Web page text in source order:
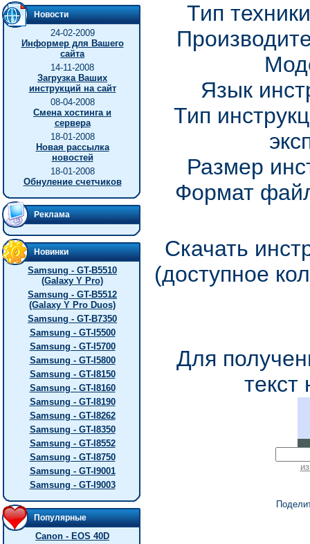
Новости
24-02-2009
Информер для Вашего
сайта
14-11-2008
Загрузка Ваших
инструкций на сайт
08-04-2008
Смена хостинга и
сервера
18-01-2008
Новая рассылка
новостей
18-01-2008
Обнуление счетчиков
Реклама
Новинки
Samsung - GT-B5510
(Galaxy Y Pro)
Samsung - GT-B5512
(Galaxy Y Pro Duos)
Samsung - GT-B7350
Samsung - GT-I5500
Samsung - GT-I5700
Samsung - GT-I5800
Samsung - GT-I8150
Samsung - GT-I8160
Samsung - GT-I8190
Samsung - GT-I8262
Samsung - GT-I8350
Samsung - GT-I8552
Samsung - GT-I8750
Samsung - GT-I9001
Samsung - GT-I9003
Популярные
Canon - EOS 40D
Тип
Язык
Тип
Размер
Формат
Скачать
(доступное
Для
текст